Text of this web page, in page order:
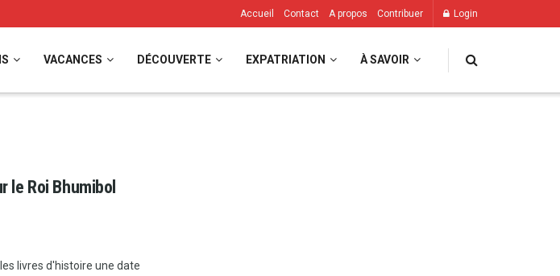
Accueil Contact A propos Contribuer Login
VACANCES DÉCOUVERTE EXPATRIATION À SAVOIR
le Roi Bhumibol
livres d'histoire une date